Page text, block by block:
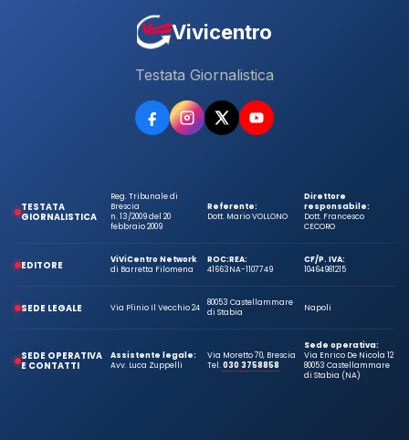
Vivicentro
Testata Giornalistica
TESTATA
GIORNALISTICA
Reg. Tribunale di
Brescia
n. 13/2009 del 20
febbraio 2009
Referente:
Dott. Mario VOLLONO
Direttore
responsabile:
Dott. Francesco
CECORO
EDITORE
ViViCentro Network
di Barretta Filomena
ROC:
41663
REA:
NA-1107749
CF/P. IVA:
10464981215
SEDE LEGALE Via Plinio Il Vecchio 24
80053 Castellammare
di Stabia
Napoli
SEDE OPERATIVA
E CONTATTI
Assistente legale:
Avv. Luca Zuppelli
Via Moretto 70, Brescia
Tel.030 3758858
Sede operativa:
Via Enrico De Nicola 12
80053 Castellammare
di Stabia (NA)